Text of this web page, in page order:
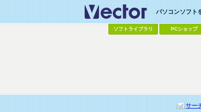
パソコンソフト
ソフトライブラリ PCショップ
サー